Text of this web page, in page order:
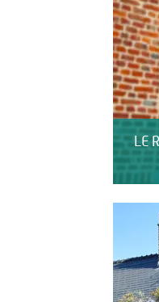
LE